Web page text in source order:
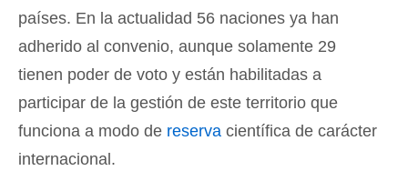
países. En la actualidad 56 naciones ya han
adherido al convenio, aunque solamente 29
tienen poder de voto y están habilitadas a
participar de la gestión de este territorio que
funciona a modo de reserva científica de carácter
internacional.